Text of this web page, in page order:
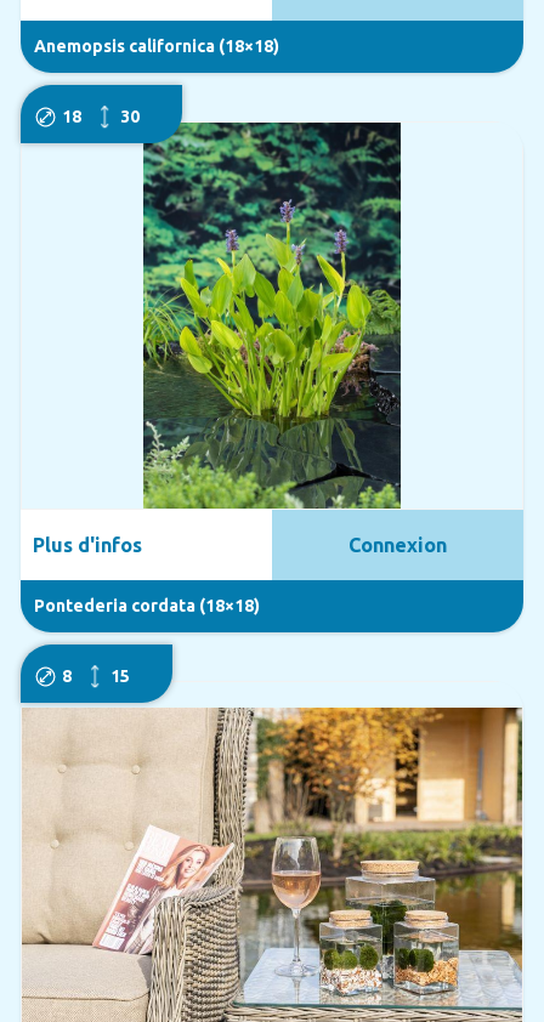
Anemopsis californica (18×18)
18 30
Pontederia cordata (18×18)
Plus d'infos Connexion
8 15